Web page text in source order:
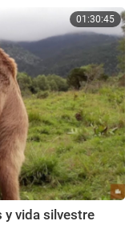
01:30:45
y vida silvestre